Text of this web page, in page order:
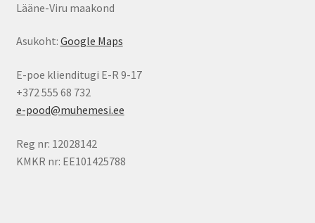
Lääne-Viru maakond
Asukoht: Google Maps
E-poe klienditugi E-R 9-17
+372 555 68 732
e-pood@muhemesi.ee
Reg nr: 12028142
KMKR nr: EE101425788